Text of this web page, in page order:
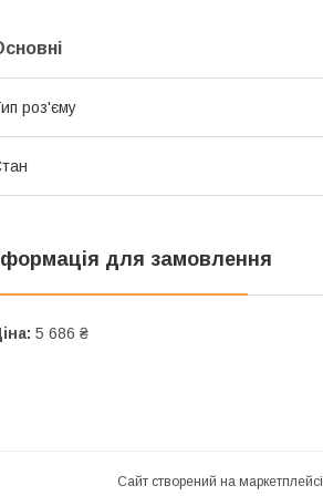
роз'єму
для замовлення
5 686 ₴
Сайт створений на маркетплейсі